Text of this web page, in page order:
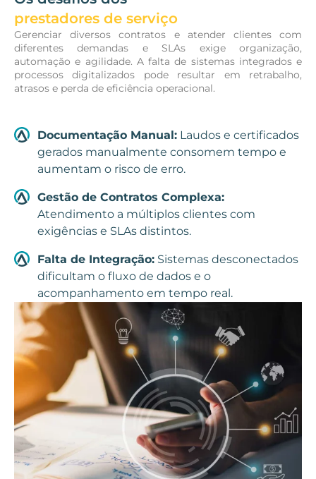
prestadores de serviço
Gerenciar diversos contratos e atender clientes com
diferentes demandas e SLAs exige organização,
automação e agilidade. A falta de sistemas integrados e
processos digitalizados pode resultar em retrabalho,
atrasos e perda de eficiência operacional.
Documentação Manual:Laudos e certificados
gerados manualmente consomem tempo e
aumentam o risco de erro.
Gestão de Contratos Complexa:
Atendimento a múltiplos clientes com
exigências e SLAs distintos.
Falta de Integração:Sistemas desconectados
dificultam o fluxo de dados e o
acompanhamento em tempo real.